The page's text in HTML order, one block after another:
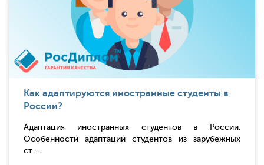
Как адаптируются иностранные студенты в
России?
Адаптация иностранных студентов в России.
Особенности адаптации студентов из зарубежных
ст ...